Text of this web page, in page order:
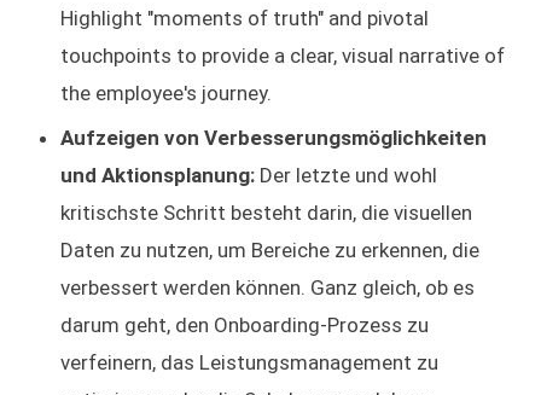
Highlight "moments of truth" and pivotal
touchpoints to provide a clear, visual narrative of
the employee's journey.
Aufzeigen von Verbesserungsmöglichkeiten
und Aktionsplanung: Der letzte und wohl
kritischste Schritt besteht darin, die visuellen
Daten zu nutzen, um Bereiche zu erkennen, die
verbessert werden können. Ganz gleich, ob es
darum geht, den Onboarding-Prozess zu
verfeinern, das Leistungsmanagement zu